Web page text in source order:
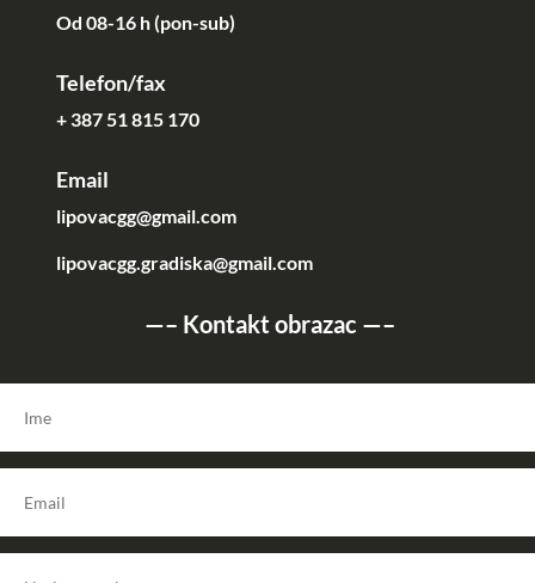
Od 08-16 h (pon-sub)
Telefon/fax
+ 387 51 815 170
Email
lipovacgg@gmail.com
lipovacgg.gradiska@gmail.com
—– Kontakt obrazac —–